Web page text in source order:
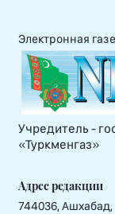
Электронная
Учредитель -
«Туркменгаз»
Адрес редакции
744036, Ашхабад,